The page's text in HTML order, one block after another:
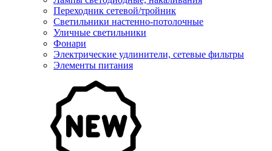
Переходник сетевой/тройник
Светильники настенно-потолочные
Уличные светильники
Фонари
Электрические удлинители, сетевые фильтры
Элементы питания